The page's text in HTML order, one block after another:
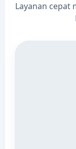
Layanan cepat